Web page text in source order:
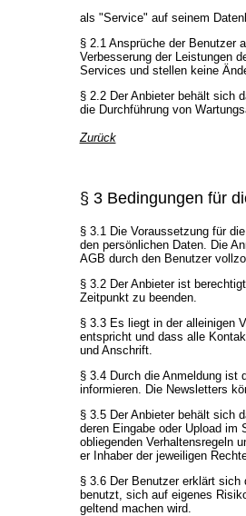
als "Service" auf seinem
§ 2.1 Ansprüche der Benutzer
Verbesserung der Leistungen
Services und stellen keine
§ 2.2 Der Anbieter behält sich
die Durchführung von
Zurück
§ 3 Bedingungen für
§ 3.1 Die Voraussetzung für
den persönlichen Daten. Die
AGB durch den Benutzer
§ 3.2 Der Anbieter ist
Zeitpunkt zu beenden.
§ 3.3 Es liegt in der alleinigen
entspricht und dass alle
und Anschrift.
§ 3.4 Durch die Anmeldung ist
informieren. Die Newsletters
§ 3.5 Der Anbieter behält sich
deren Eingabe oder Upload im
obliegenden Verhaltensregeln
er Inhaber der jeweiligen
§ 3.6 Der Benutzer erklärt
benutzt, sich auf eigenes
geltend machen wird.